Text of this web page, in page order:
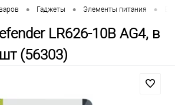
• Гаджеты • Элементы питания •
LR626-10B AG4, в
(56303)